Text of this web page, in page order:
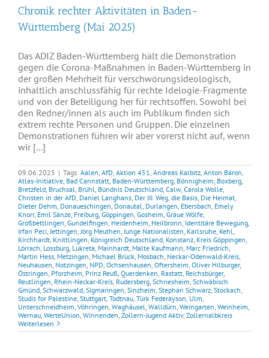
Chronik rechter Aktivitäten in Baden-
Württemberg (Mai 2025)
Das ADIZ Baden-Württemberg hält die Demonstration
gegen die Corona-Maßnahmen in Baden-Württemberg in
der großen Mehrheit für verschwörungsideologisch,
inhaltlich anschlussfähig für rechte Idelogie-Fragmente
und von der Beteiligung her für rechtsoffen. Sowohl bei
den Redner/innen als auch im Publikum finden sich
extrem rechte Personen und Gruppen. Die einzelnen
Demonstrationen führen wir aber vorerst nicht auf, wenn
wir [...]
09.06.2025 | Tags: Aalen AfD Aktion 451 Andreas Kalbitz Anton Baron
Atlas-Initiative Bad Cannstatt Baden-Württemberg Bönnigheim Boxberg
Bretzfeld Bruchsal Brühl Bündnis Deutschland Calw, Carola Wolle
Christen in der AfD Daniel Langhans Der III. Weg die Basis Die Heimat
Dieter Dehm Donaueschingen Donautal Durlangen Ebersbach Emely
Knorr, Emil Sänze Freiburg Göppingen Gosheim Graue Wölfe
Großbettlingen Gundelfingen Heidenheim Heilbronn Identitäre Bewegung
Irfan Peci Jettingen Jörg Meuthen Junge Nationalisten Karlsruhe Kehl
Kirchhardt Knittlingen Königreich Deutschland Konstanz Kreis Göppingen
Lörrach Lossburg Lukreta Mainhardt Malte Kaufmann Marc Friedrich
Martin Hess Metzingen Michael Brück Mosbach Neckar-Odenwald-Kreis
Neuhausen Notzingen NPD Ochsenhausen Oftersheim Oliver Hilburger,
Östringen Pforzheim Prinz Reuß Querdenken Rastatt Reichsbürger,
Reutlingen Rhein-Neckar-Kreis Rudersberg Schriesheim Schwäbisch
Gmünd Schwarzwald Sigmaringen Sinzheim Stephan Schwarz Stockach
Studis for Palestine Stuttgart Todtnau Türk Federayson Ulm
Unterschneidheim Vöhringen Waghäusel Walldürn Weingarten Weinheim
Wernau WerteUnion Winnenden Zollern-Jugend Aktiv, Zollernalbkreis
Weiterlesen